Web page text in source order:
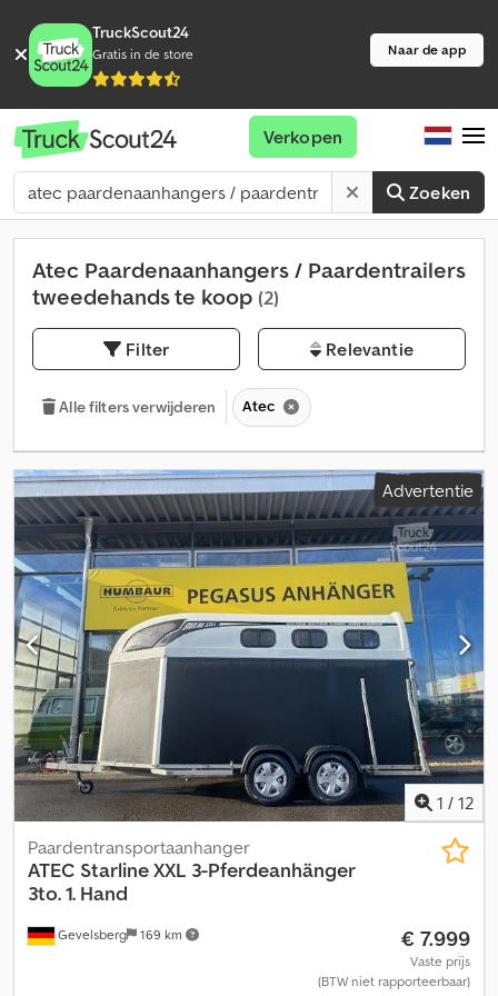
TruckScout24
Gratis in de store Naar de app
Zoeken
Verkopen
Atec Paardenaanhangers / Paardentrailers
tweedehands te koop (2)
Filter Relevantie
Alle filters verwijderen Atec
Advertentie
1 / 12
Gevelsberg 169 km
Paardentransportaanhanger
ATEC Starline XXL 3-Pferdeanhänger
3to. 1. Hand
€ 7.999
Vaste prijs
(BTW niet rapporteerbaar)